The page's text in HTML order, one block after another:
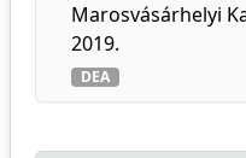
Marosvásárhelyi
2019.
DEA